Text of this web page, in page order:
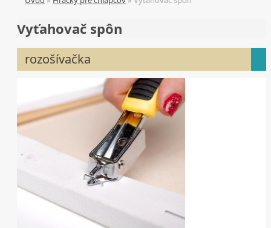
Vyťahovač spôn
rozošívačka